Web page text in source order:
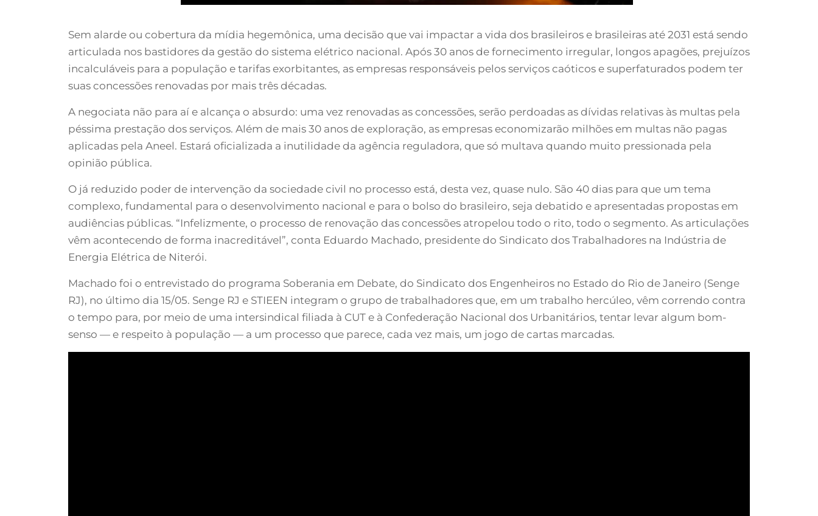
Sem alarde ou cobertura da mídia hegemônica, uma decisão que vai impactar a vida dos brasileiros e brasileiras até 2031 está sendo
articulada nos bastidores da gestão do sistema elétrico nacional. Após 30 anos de fornecimento irregular, longos apagões, prejuízos
incalculáveis para a população e tarifas exorbitantes, as empresas responsáveis pelos serviços caóticos e superfaturados podem ter
suas concessões renovadas por mais três décadas.
A negociata não para aí e alcança o absurdo: uma vez renovadas as concessões, serão perdoadas as dívidas relativas às multas pela
péssima prestação dos serviços. Além de mais 30 anos de exploração, as empresas economizarão milhões em multas não pagas
aplicadas pela Aneel. Estará oficializada a inutilidade da agência reguladora, que só multava quando muito pressionada pela
opinião pública.
O já reduzido poder de intervenção da sociedade civil no processo está, desta vez, quase nulo. São 40 dias para que um tema
complexo, fundamental para o desenvolvimento nacional e para o bolso do brasileiro, seja debatido e apresentadas propostas em
audiências públicas. “Infelizmente, o processo de renovação das concessões atropelou todo o rito, todo o segmento. As articulações
vêm acontecendo de forma inacreditável”, conta Eduardo Machado, presidente do Sindicato dos Trabalhadores na Indústria de
Energia Elétrica de Niterói.
Machado foi o entrevistado do programa Soberania em Debate, do Sindicato dos Engenheiros no Estado do Rio de Janeiro (Senge
RJ), no último dia 15/05. Senge RJ e STIEEN integram o grupo de trabalhadores que, em um trabalho hercúleo, vêm correndo contra
o tempo para, por meio de uma intersindical filiada à CUT e à Confederação Nacional dos Urbanitários, tentar levar algum bom-
senso — e respeito à população — a um processo que parece, cada vez mais, um jogo de cartas marcadas.